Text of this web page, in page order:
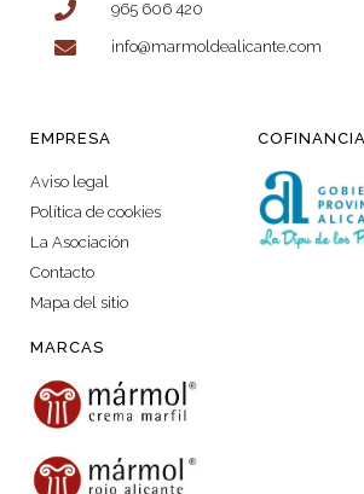
965 606 420
info@marmoldealicante.com
EMPRESA
Aviso legal
Política de cookies
La Asociación
Contacto
Mapa del sitio
MARCAS